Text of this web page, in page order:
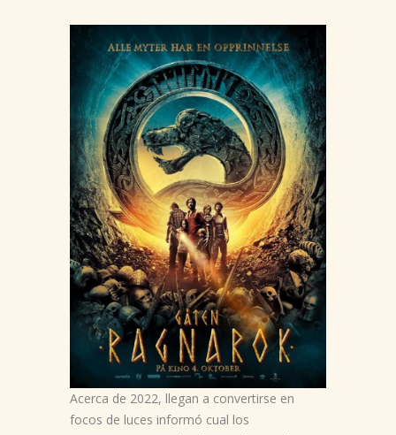
Acerca de 2022, llegan a convertirse en
focos de luces informó cual los